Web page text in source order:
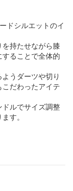
ドシルエットのイ
持たせながら膝
ることで全体的
うダーツや切り
だわったアイテ
ルでサイズ調整
す。